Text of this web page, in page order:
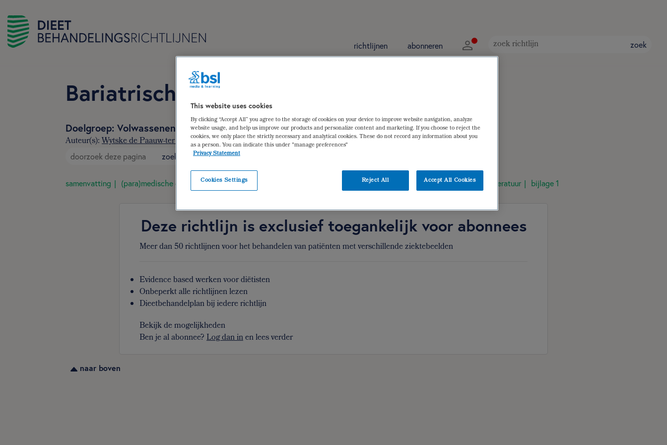
richtlijnen abonneren zoek
Bariatrische chirurgie (herzien)
Doelgroep: Volwassenen voor en na bariatrische chirurgie
Auteur(s):Wytske de Paauw-ter Haar,Sandra Nagtegaal,Annemieke Izeboud-van Faassen
zoek
samenvatting (para)medische gegevens diëtistische gegevens dieetbehandelplan verantwoording geraadpleegde literatuur bijlage 1
Deze richtlijn is exclusief toegankelijk voor abonnees
Meer dan 50 richtlijnen voor het behandelen van patiënten met verschillende ziektebeelden
Evidence based werken voor diëtisten
Onbeperkt alle richtlijnen lezen
Dieetbehandelplan bij iedere richtlijn
Bekijk de mogelijkheden
Ben je al abonnee?Log dan inen lees verder
naar boven
This website uses cookies
By clicking “Accept All” you agree to the storage of cookies on your device to improve website navigation, analyze
website usage, and help us improve our products and personalize content and marketing. If you choose to reject the
cookies, we only place the strictly necessary and analytical cookies. These do not record any information about you
as a person. You can indicate this under "manage preferences"
Privacy Statement
Cookies Settings Reject All Accept All Cookies